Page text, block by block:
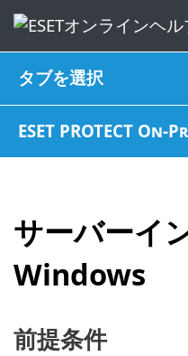
タブを選択
ESET PROTECT On-
サーバーイ
Windows
前提条件